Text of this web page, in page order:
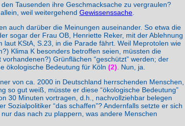
Tausenden ihre Geschmacksache zu vergraulen?
allein, weil weitergehend Gewissenssache
auch darüber die Meinungen auseinander. So etwa die
sogar der Frau OB, Henriette Reker, mit der Ablehnung
KStA, S.23, in die Parade fährt. Weil Meprotolen wie
Klima K besonders betroffen seien, müssten die
Grünflächen “geschützt” werden; der
ökologische Bedeutung für Köln (2) . Nun, ja.
von ca. 2000 in Deutschland herrschenden Menschen,
so gut weiß, müsste er diese “ökologische Bedeutung”
30 Minuten vortragen, d.h., nachvollziehbar belegen
Sozialpolitiker “das schaffen”? Andernfalls setzte er sich
das nach zu plappern, was andere Menschen